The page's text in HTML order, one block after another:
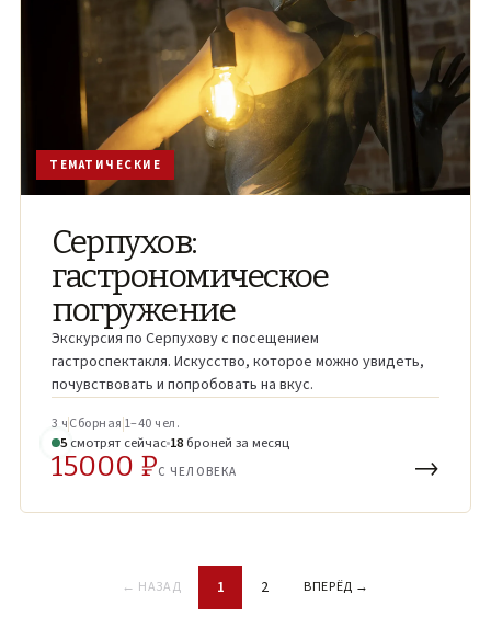
ТЕМАТИЧЕСКИЕ
Серпухов:
гастрономическое
погружение
Экскурсия по Серпухову с посещением
гастроспектакля. Искусство, которое можно увидеть,
почувствовать и попробовать на вкус.
3 чСборная 1–40 чел.
6 смотрят сейчас 18 броней за месяц
15000 ₽С ЧЕЛОВЕКА →
← НАЗАД 1 2 ВПЕРЁД →